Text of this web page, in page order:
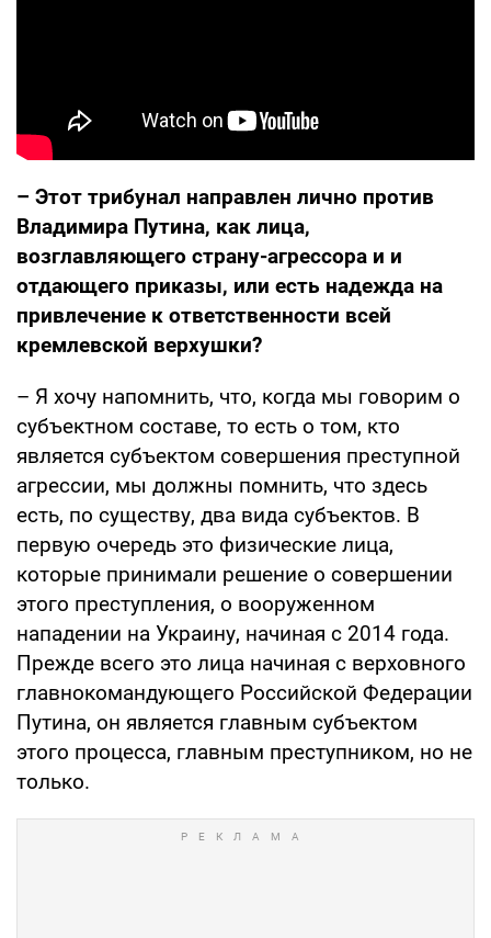
– Этот трибунал направлен лично против
Владимира Путина, как лица,
возглавляющего страну-агрессора и и
отдающего приказы, или есть надежда на
привлечение к ответственности всей
кремлевской верхушки?
– Я хочу напомнить, что, когда мы говорим о
субъектном составе, то есть о том, кто
является субъектом совершения преступной
агрессии, мы должны помнить, что здесь
есть, по существу, два вида субъектов. В
первую очередь это физические лица,
которые принимали решение о совершении
этого преступления, о вооруженном
нападении на Украину, начиная с 2014 года.
Прежде всего это лица начиная с верховного
главнокомандующего Российской Федерации
Путина, он является главным субъектом
этого процесса, главным преступником, но не
только.